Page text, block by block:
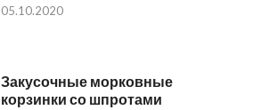
05.10.2020
Закусочные морковные
корзинки со шпротами